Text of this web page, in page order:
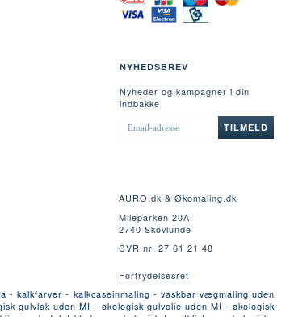
NYHEDSBREV
Nyheder og kampagner i din
indbakke
EMAIL-
ADRESSE
TILMELD
AURO.dk & Økomaling.dk
Mileparken 20A
2740 Skovlunde
CVR nr. 27 61 21 48
Fortrydelsesret
kalkfarver - kalkcaseinmaling - vaskbar vægmaling uden
gulvlak uden MI - økologisk gulvolie uden MI - økologisk